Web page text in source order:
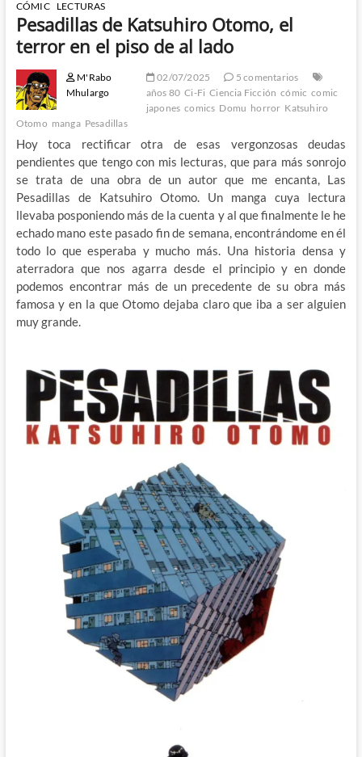
CÓMIC LECTURAS
Pesadillas de Katsuhiro Otomo, el
terror en el piso de al lado
M'Rabo
Mhulargo
02/07/2025
5 comentarios
años 80 Ci-Fi Ciencia Ficción cómic comic
japones comics Domu horror Katsuhiro
Otomo manga Pesadillas
Hoy toca rectificar otra de esas vergonzosas deudas
pendientes que tengo con mis lecturas, que para más sonrojo
se trata de una obra de un autor que me encanta, Las
Pesadillas de Katsuhiro Otomo. Un manga cuya lectura
llevaba posponiendo más de la cuenta y al que finalmente le he
echado mano este pasado fin de semana, encontrándome en él
todo lo que esperaba y mucho más. Una historia densa y
aterradora que nos agarra desde el principio y en donde
podemos encontrar más de un precedente de su obra más
famosa y en la que Otomo dejaba claro que iba a ser alguien
muy grande.